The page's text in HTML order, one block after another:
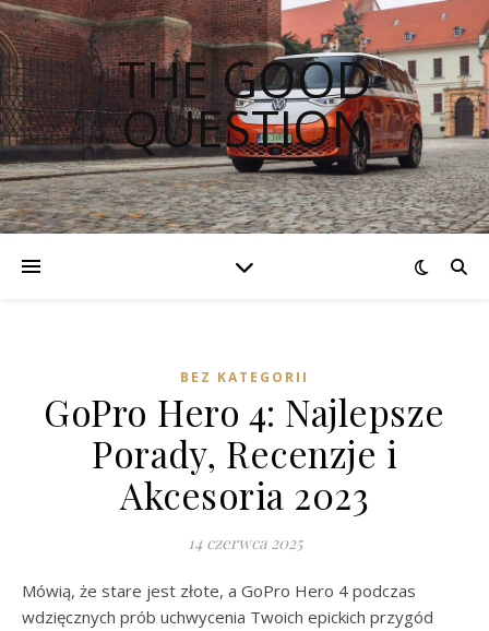
THE GOOD
QUESTION
BEZ KATEGORII
GoPro Hero 4: Najlepsze
Porady, Recenzje i
Akcesoria 2023
14 czerwca 2025
Mówią, że stare jest złote, a GoPro Hero 4 podczas
wdzięcznych prób uchwycenia Twoich epickich przygód